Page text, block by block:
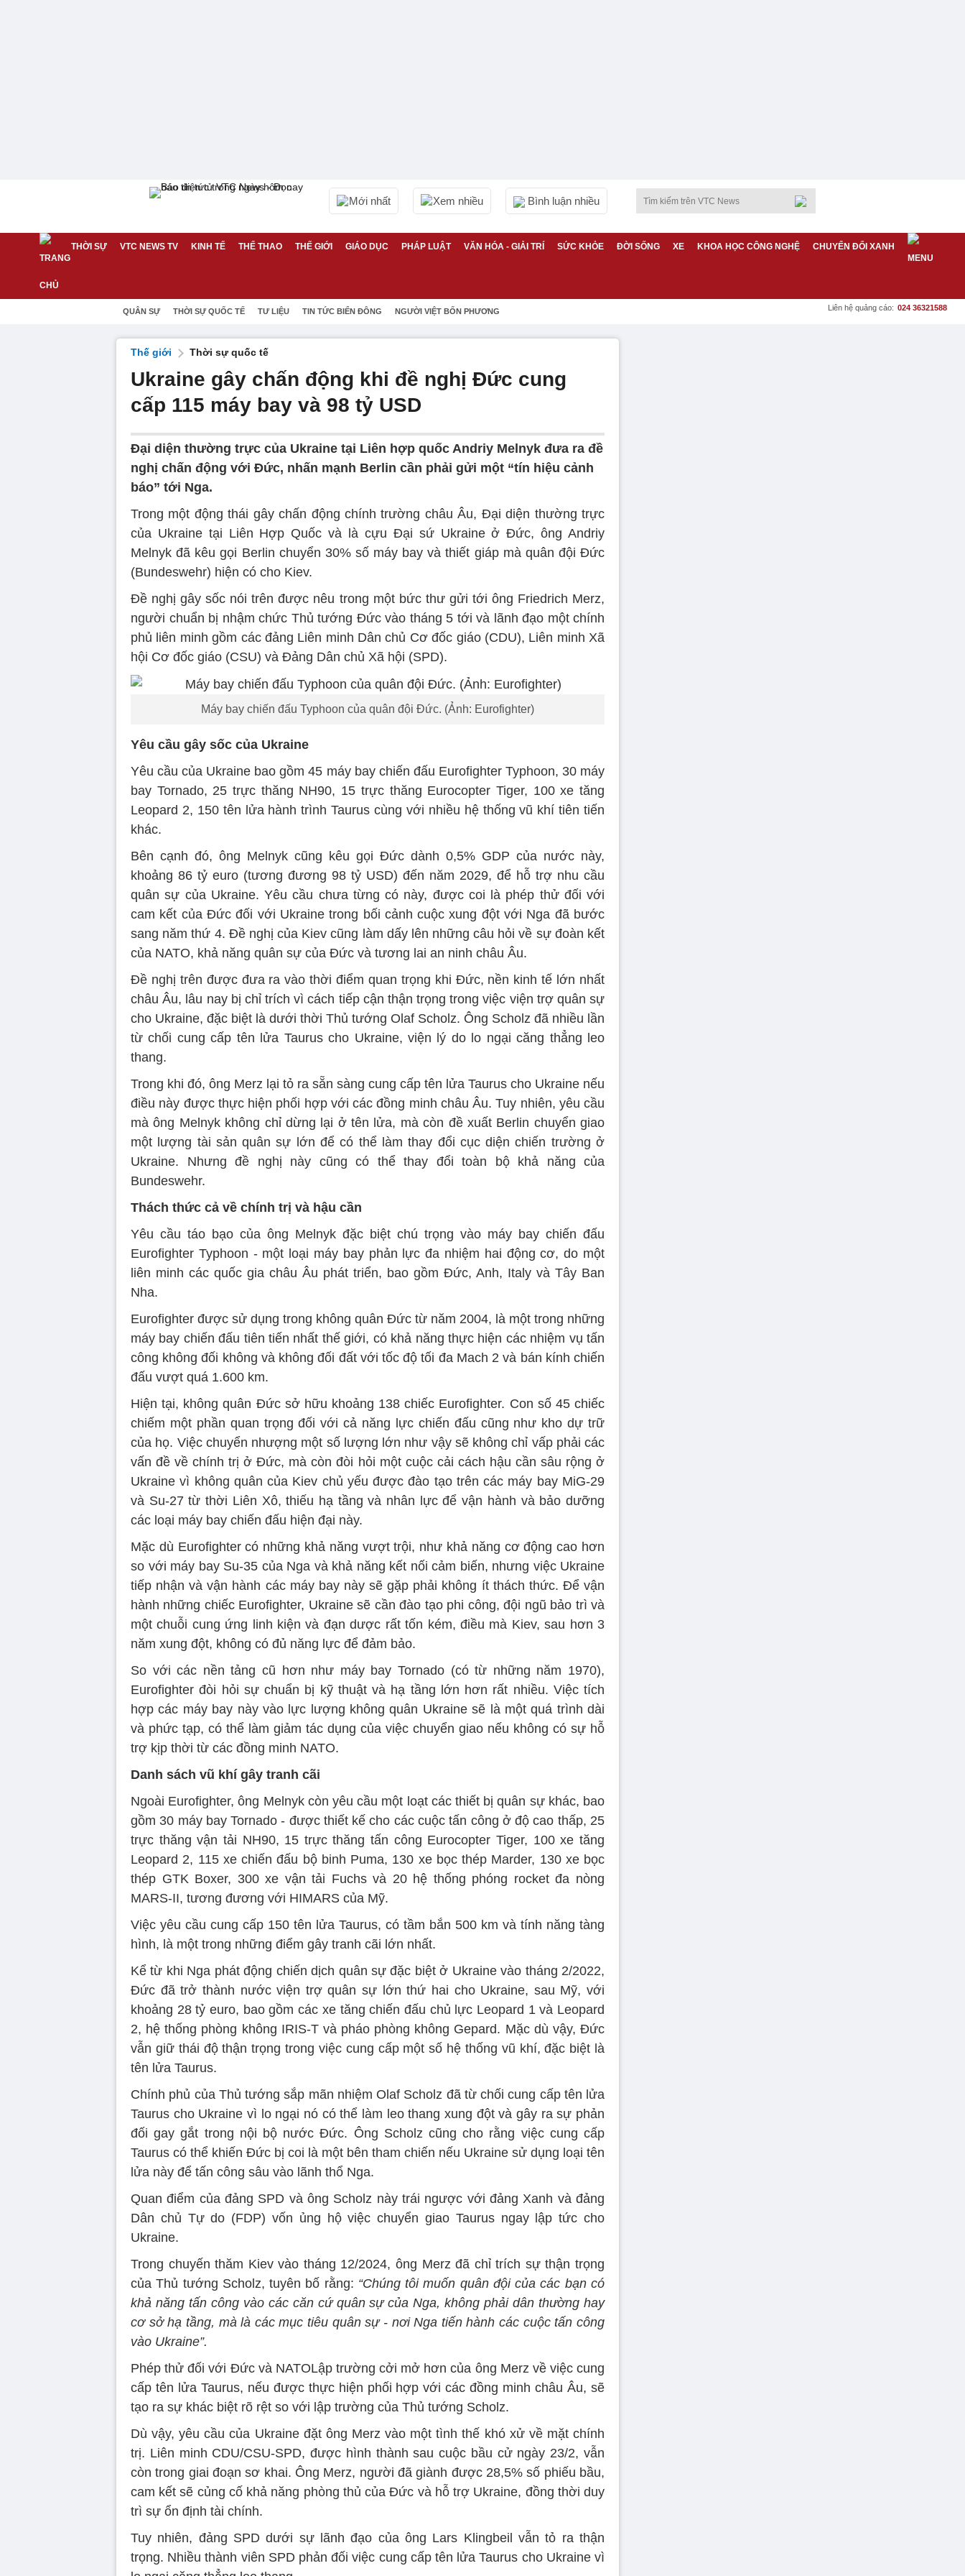
Mới nhất Xem nhiều Bình luận nhiều
THỜI SỰ VTC NEWS TV KINH TẾ THỂ THAO THẾ GIỚI GIÁO DỤC PHÁP LUẬT VĂN HÓA - GIẢI TRÍ SỨC KHỎE ĐỜI SỐNG XE KHOA HỌC CÔNG NGHỆ CHUYỂN ĐỔI XANH
QUÂN SỰ THỜI SỰ QUỐC TẾ TƯ LIỆU TIN TỨC BIỂN ĐÔNG NGƯỜI VIỆT BỐN PHƯƠNG Liên hệ quảng cáo: 024 36321588
Thế giới Thời sự quốc tế
Ukraine gây chấn động khi đề nghị Đức cung
cấp 115 máy bay và 98 tỷ USD
Đại diện thường trực của Ukraine tại Liên hợp quốc Andriy Melnyk đưa ra đề
nghị chấn động với Đức, nhấn mạnh Berlin cần phải gửi một “tín hiệu cảnh
báo” tới Nga.
Trong một động thái gây chấn động chính trường châu Âu, Đại diện thường trực
của Ukraine tại Liên Hợp Quốc và là cựu Đại sứ Ukraine ở Đức, ông Andriy
Melnyk đã kêu gọi Berlin chuyển 30% số máy bay và thiết giáp mà quân đội Đức
(Bundeswehr) hiện có cho Kiev.
Đề nghị gây sốc nói trên được nêu trong một bức thư gửi tới ông Friedrich Merz,
người chuẩn bị nhậm chức Thủ tướng Đức vào tháng 5 tới và lãnh đạo một chính
phủ liên minh gồm các đảng Liên minh Dân chủ Cơ đốc giáo (CDU), Liên minh Xã
hội Cơ đốc giáo (CSU) và Đảng Dân chủ Xã hội (SPD).
Máy bay chiến đấu Typhoon của quân đội Đức. (Ảnh: Eurofighter)
Yêu cầu gây sốc của Ukraine
Yêu cầu của Ukraine bao gồm 45 máy bay chiến đấu Eurofighter Typhoon, 30 máy
bay Tornado, 25 trực thăng NH90, 15 trực thăng Eurocopter Tiger, 100 xe tăng
Leopard 2, 150 tên lửa hành trình Taurus cùng với nhiều hệ thống vũ khí tiên tiến
khác.
Bên cạnh đó, ông Melnyk cũng kêu gọi Đức dành 0,5% GDP của nước này,
khoảng 86 tỷ euro (tương đương 98 tỷ USD) đến năm 2029, để hỗ trợ nhu cầu
quân sự của Ukraine. Yêu cầu chưa từng có này, được coi là phép thử đối với
cam kết của Đức đối với Ukraine trong bối cảnh cuộc xung đột với Nga đã bước
sang năm thứ 4. Đề nghị của Kiev cũng làm dấy lên những câu hỏi về sự đoàn kết
của NATO, khả năng quân sự của Đức và tương lai an ninh châu Âu.
Đề nghị trên được đưa ra vào thời điểm quan trọng khi Đức, nền kinh tế lớn nhất
châu Âu, lâu nay bị chỉ trích vì cách tiếp cận thận trọng trong việc viện trợ quân sự
cho Ukraine, đặc biệt là dưới thời Thủ tướng Olaf Scholz. Ông Scholz đã nhiều lần
từ chối cung cấp tên lửa Taurus cho Ukraine, viện lý do lo ngại căng thẳng leo
thang.
Trong khi đó, ông Merz lại tỏ ra sẵn sàng cung cấp tên lửa Taurus cho Ukraine nếu
điều này được thực hiện phối hợp với các đồng minh châu Âu. Tuy nhiên, yêu cầu
mà ông Melnyk không chỉ dừng lại ở tên lửa, mà còn đề xuất Berlin chuyển giao
một lượng tài sản quân sự lớn để có thể làm thay đổi cục diện chiến trường ở
Ukraine. Nhưng đề nghị này cũng có thể thay đổi toàn bộ khả năng của
Bundeswehr.
Thách thức cả về chính trị và hậu cần
Yêu cầu táo bạo của ông Melnyk đặc biệt chú trọng vào máy bay chiến đấu
Eurofighter Typhoon - một loại máy bay phản lực đa nhiệm hai động cơ, do một
liên minh các quốc gia châu Âu phát triển, bao gồm Đức, Anh, Italy và Tây Ban
Nha.
Eurofighter được sử dụng trong không quân Đức từ năm 2004, là một trong những
máy bay chiến đấu tiên tiến nhất thế giới, có khả năng thực hiện các nhiệm vụ tấn
công không đối không và không đối đất với tốc độ tối đa Mach 2 và bán kính chiến
đấu vượt quá 1.600 km.
Hiện tại, không quân Đức sở hữu khoảng 138 chiếc Eurofighter. Con số 45 chiếc
chiếm một phần quan trọng đối với cả năng lực chiến đấu cũng như kho dự trữ
của họ. Việc chuyển nhượng một số lượng lớn như vậy sẽ không chỉ vấp phải các
vấn đề về chính trị ở Đức, mà còn đòi hỏi một cuộc cải cách hậu cần sâu rộng ở
Ukraine vì không quân của Kiev chủ yếu được đào tạo trên các máy bay MiG-29
và Su-27 từ thời Liên Xô, thiếu hạ tầng và nhân lực để vận hành và bảo dưỡng
các loại máy bay chiến đấu hiện đại này.
Mặc dù Eurofighter có những khả năng vượt trội, như khả năng cơ động cao hơn
so với máy bay Su-35 của Nga và khả năng kết nối cảm biến, nhưng việc Ukraine
tiếp nhận và vận hành các máy bay này sẽ gặp phải không ít thách thức. Để vận
hành những chiếc Eurofighter, Ukraine sẽ cần đào tạo phi công, đội ngũ bảo trì và
một chuỗi cung ứng linh kiện và đạn dược rất tốn kém, điều mà Kiev, sau hơn 3
năm xung đột, không có đủ năng lực để đảm bảo.
So với các nền tảng cũ hơn như máy bay Tornado (có từ những năm 1970),
Eurofighter đòi hỏi sự chuẩn bị kỹ thuật và hạ tầng lớn hơn rất nhiều. Việc tích
hợp các máy bay này vào lực lượng không quân Ukraine sẽ là một quá trình dài
và phức tạp, có thể làm giảm tác dụng của việc chuyển giao nếu không có sự hỗ
trợ kịp thời từ các đồng minh NATO.
Danh sách vũ khí gây tranh cãi
Ngoài Eurofighter, ông Melnyk còn yêu cầu một loạt các thiết bị quân sự khác, bao
gồm 30 máy bay Tornado - được thiết kế cho các cuộc tấn công ở độ cao thấp, 25
trực thăng vận tải NH90, 15 trực thăng tấn công Eurocopter Tiger, 100 xe tăng
Leopard 2, 115 xe chiến đấu bộ binh Puma, 130 xe bọc thép Marder, 130 xe bọc
thép GTK Boxer, 300 xe vận tải Fuchs và 20 hệ thống phóng rocket đa nòng
MARS-II, tương đương với HIMARS của Mỹ.
Việc yêu cầu cung cấp 150 tên lửa Taurus, có tầm bắn 500 km và tính năng tàng
hình, là một trong những điểm gây tranh cãi lớn nhất.
Kể từ khi Nga phát động chiến dịch quân sự đặc biệt ở Ukraine vào tháng 2/2022,
Đức đã trở thành nước viện trợ quân sự lớn thứ hai cho Ukraine, sau Mỹ, với
khoảng 28 tỷ euro, bao gồm các xe tăng chiến đấu chủ lực Leopard 1 và Leopard
2, hệ thống phòng không IRIS-T và pháo phòng không Gepard. Mặc dù vậy, Đức
vẫn giữ thái độ thận trọng trong việc cung cấp một số hệ thống vũ khí, đặc biệt là
tên lửa Taurus.
Chính phủ của Thủ tướng sắp mãn nhiệm Olaf Scholz đã từ chối cung cấp tên lửa
Taurus cho Ukraine vì lo ngại nó có thể làm leo thang xung đột và gây ra sự phản
đối gay gắt trong nội bộ nước Đức. Ông Scholz cũng cho rằng việc cung cấp
Taurus có thể khiến Đức bị coi là một bên tham chiến nếu Ukraine sử dụng loại tên
lửa này để tấn công sâu vào lãnh thổ Nga.
Quan điểm của đảng SPD và ông Scholz này trái ngược với đảng Xanh và đảng
Dân chủ Tự do (FDP) vốn ủng hộ việc chuyển giao Taurus ngay lập tức cho
Ukraine.
Trong chuyến thăm Kiev vào tháng 12/2024, ông Merz đã chỉ trích sự thận trọng
của Thủ tướng Scholz, tuyên bố rằng: “Chúng tôi muốn quân đội của các bạn có
khả năng tấn công vào các căn cứ quân sự của Nga, không phải dân thường hay
cơ sở hạ tầng, mà là các mục tiêu quân sự - nơi Nga tiến hành các cuộc tấn công
vào Ukraine”.
Phép thử đối với Đức và NATOLập trường cởi mở hơn của ông Merz về việc cung
cấp tên lửa Taurus, nếu được thực hiện phối hợp với các đồng minh châu Âu, sẽ
tạo ra sự khác biệt rõ rệt so với lập trường của Thủ tướng Scholz.
Dù vậy, yêu cầu của Ukraine đặt ông Merz vào một tình thế khó xử về mặt chính
trị. Liên minh CDU/CSU-SPD, được hình thành sau cuộc bầu cử ngày 23/2, vẫn
còn trong giai đoạn sơ khai. Ông Merz, người đã giành được 28,5% số phiếu bầu,
cam kết sẽ củng cố khả năng phòng thủ của Đức và hỗ trợ Ukraine, đồng thời duy
trì sự ổn định tài chính.
Tuy nhiên, đảng SPD dưới sự lãnh đạo của ông Lars Klingbeil vẫn tỏ ra thận
trọng. Nhiều thành viên SPD phản đối việc cung cấp tên lửa Taurus cho Ukraine vì